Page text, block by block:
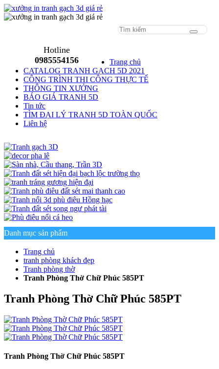
Hotline
0985554156
Trang chủ
CATALOG TRANH GẠCH 5D 2021
CÔNG TRÌNH THI CÔNG THỰC TẾ
THÔNG TIN XƯỞNG
BÁO GIÁ TRANH 5D
Tin tức
TÌM ĐẠI LÝ TRANH 5D TOÀN QUỐC
Liên hệ
Danh mục sản phẩm
Trang chủ
tranh phòng khách đẹp
Tranh phòng thờ
Tranh Phòng Thờ Chữ Phúc 585PT
Tranh Phòng Thờ Chữ Phúc 585PT
Tranh Phòng Thờ Chữ Phúc 585PT